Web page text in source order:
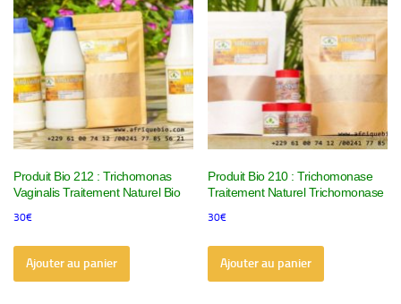
Produit Bio 212 : Trichomonas
Vaginalis Traitement Naturel Bio
30€
Ajouter au panier
Produit Bio 210 : Trichomonase
Traitement Naturel Trichomonase
30€
Ajouter au panier